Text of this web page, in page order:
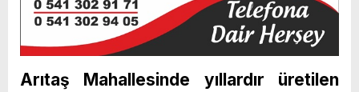
Arıtaş Mahallesinde yıllardır üretilen